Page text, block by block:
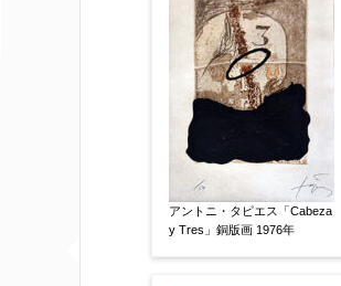
制作年 【任意】
売却希望時期 【任意】
すぐに売りたい
アントニ・タピエス「Cabeza
y Tres」銅版画 1976年